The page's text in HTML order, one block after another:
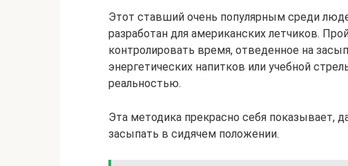
Этот ставший очень популярным среди
разработан для американских летчиков.
контролировать время, отведенное на
энергетических напитков или учебной
реальностью.
Эта методика прекрасно себя
засыпать в сидячем положении.